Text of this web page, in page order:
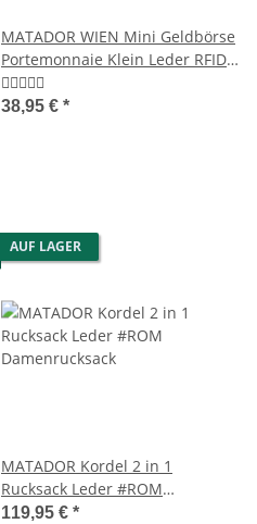
MATADOR WIEN Mini Geldbörse
Portemonnaie Klein Leder RFID
TüV
38,95 € *
AUF LAGER
MATADOR Kordel 2 in 1
Rucksack Leder #ROM
Damenrucksack
119,95 € *